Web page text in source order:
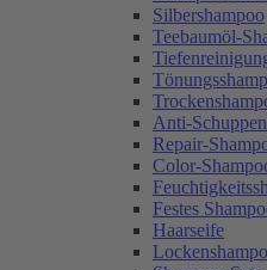
Silbershampoo
Teebaumöl-
Anti-
Repair-
Color-
Festes
Haarseife